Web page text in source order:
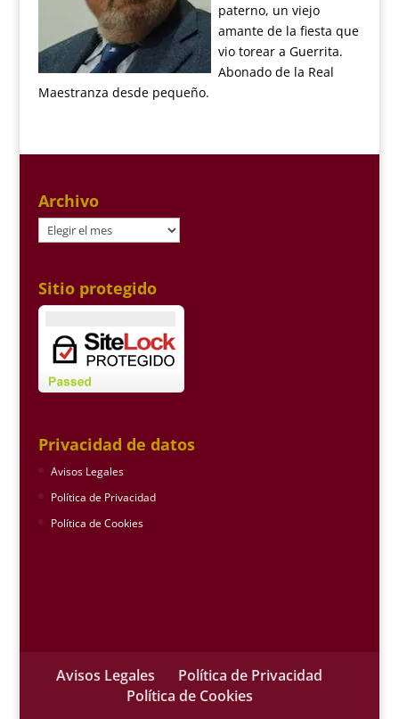
paterno, un viejo
amante de la fiesta que
vio torear a Guerrita.
Abonado de la Real
Maestranza desde pequeño.
Archivo
Archivo
Sitio protegido
Privacidad de datos
Avisos Legales
Política de Privacidad
Política de Cookies
Avisos Legales
Política de Privacidad
Política de Cookies